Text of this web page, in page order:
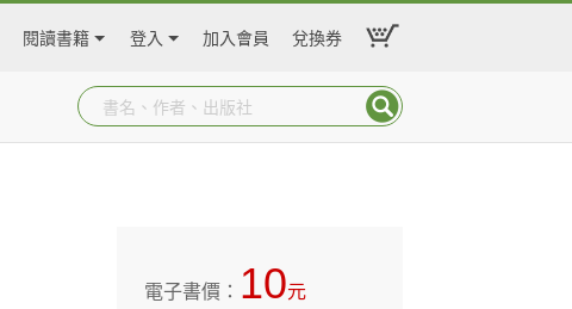
閱讀書籍 登入 加入會員 兌換券
電子書價： 10元